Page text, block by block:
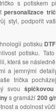
s potiskem
personalizace
styl, podpořit
potisku
potisku.
která se
a jemnými
trička
svou
s gramáží200 g/
a odolnost